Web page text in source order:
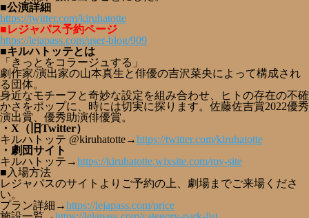
■公演詳細
https://twitter.com/kiruhatotte
■レジャパス予約ページ
https://lejapass.com/user-blog/909
■キルハトッテとは
「きっとをコラージュする」
劇作家/演出家の山本真生と俳優の吉沢菜央によって構成され
る団体。
身近なモチーフと奇妙な設定を組み合わせ、ヒトの存在の不確
かさをポップに、時には切実に探ります。佐藤佐吉賞2022優秀
演出賞、優秀助演俳優賞。
・X（旧Twitter）
キルハトッテ @kiruhatotte→https://twitter.com/kiruhatotte
・劇団サイト
キルハトッテ→https://kiruhatotte.wixsite.com/my-site
■入場方法
レジャパスのサイトよりご予約の上、劇場までご来場くださ
い。
プラン詳細→https://lejapass.com/price